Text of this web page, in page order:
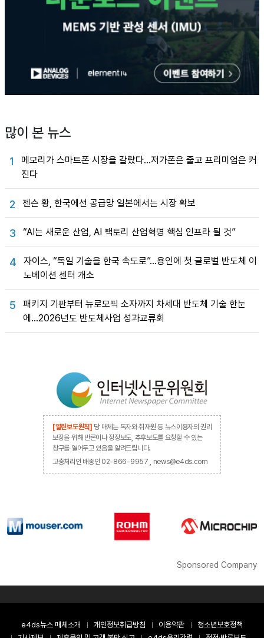
많이 본 뉴스
1
메모리가 스마트폰 시장을 갈랐다…저가폰은 줄고 프리미엄은 커
진다
2 젠슨 황, 한국에선 공급망 일본에서는 시장 확보
3 “AI는 새로운 산업, AI 팩토리 산업혁명 핵심 인프라 될 것”
4
자이스, “독일 기술을 한국 속도로”…용인에 첫 글로벌 반도체 이
노베이션 센터 개소
5
패키지 기판부터 뉴로모픽 소자까지 차세대 반도체 기술 한눈
에…2026년도 반도체사업 성과교류회
[열린보도원칙] 당 매체는 독자와 취재원 등 뉴스이용자의 권리
보장을 위해 반론이나 정정보도, 추후보도를 요청할 수 있는
창구를 열어두고 있음을 알려드립니다.
고충처리인 배종인 02-866-9957 , news@e4ds.com
Sponsored Company
e4ds뉴스 매체소개 개인정보취급방침 이용약관
청소년보호정책